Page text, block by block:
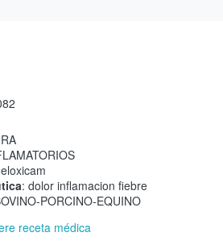
: dolor inflamacion fiebre
PORCINO-EQUINO
receta médica